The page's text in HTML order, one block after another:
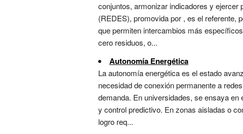
conjuntos, armonizar indicadores y ejercer
(REDES), promovida por , es el
que permiten intercambios más
cero residuos, o...
Autonomía Energética
La autonomía energética es el estado
necesidad de conexión permanente a
demanda. En universidades, se ensaya
y control predictivo. En zonas aisladas o
logro req...